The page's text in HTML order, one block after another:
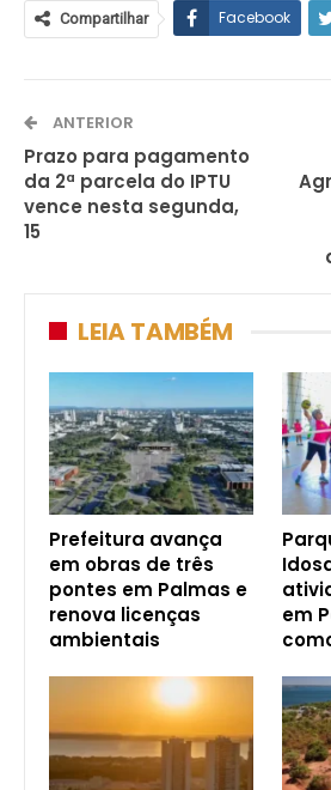
Compartilhar Facebook
ANTERIOR
Prazo para pagamento
da 2ª parcela do IPTU
vence nesta segunda,
15
LEIA TAMBÉM
Prefeitura avança
em obras de três
pontes em Palmas e
renova licenças
ambientais
em